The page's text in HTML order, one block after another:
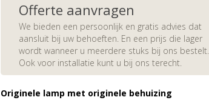
Offerte aanvragen
We bieden een persoonlijk en gratis advies dat
aansluit bij uw behoeften. En een prijs die lager
wordt wanneer u meerdere stuks bij ons bestelt.
Ook voor installatie kunt u bij ons terecht.
Originele lamp met originele behuizing